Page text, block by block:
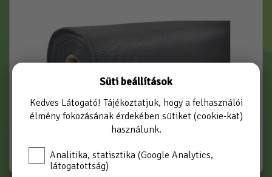
Süti beállítások
Kedves Látogató! Tájékoztatjuk, hogy a felhasználói
élmény fokozásának érdekében sütiket (cookie-kat)
használunk.
Analitika, statisztika (Google Analytics,
látogatottság)